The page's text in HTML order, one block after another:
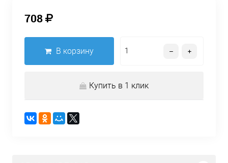
708
В корзину
Купить в 1 клик